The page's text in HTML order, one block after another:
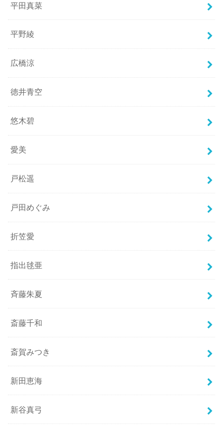
平田真菜
平野綾
広橋涼
徳井青空
悠木碧
愛美
戸松遥
戸田めぐみ
折笠愛
指出毬亜
斉藤朱夏
斎藤千和
斎賀みつき
新田恵海
新谷真弓